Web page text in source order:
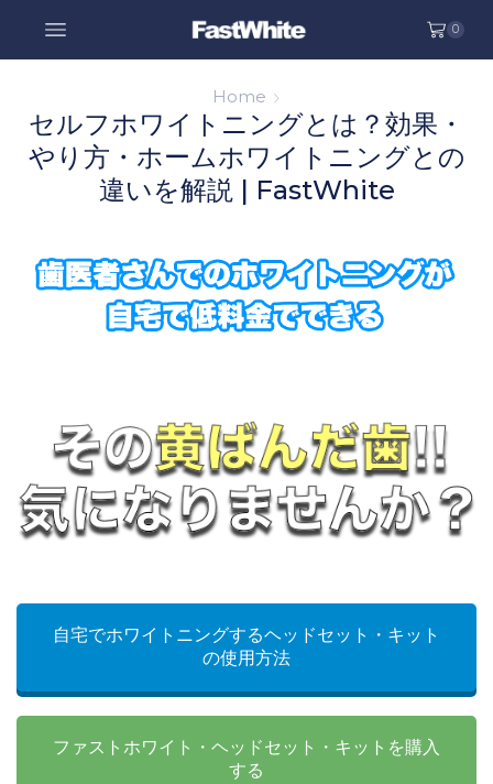
0
Home
セルフホワイトニングとは？効果・
やり方・ホームホワイトニングとの
違いを解説 | FastWhite
自宅でホワイトニングするヘッドセット・キット
の使用方法
ファストホワイト・ヘッドセット・キットを購入
する